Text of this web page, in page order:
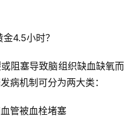
4.5小时？
阻塞导致脑组织缺血缺氧而
病机制可分为两大类：
管被血栓堵塞